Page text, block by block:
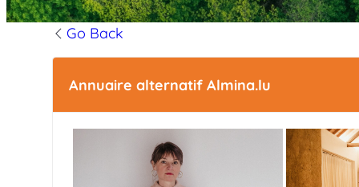
Go Back
Annuaire alternatif Almina.lu